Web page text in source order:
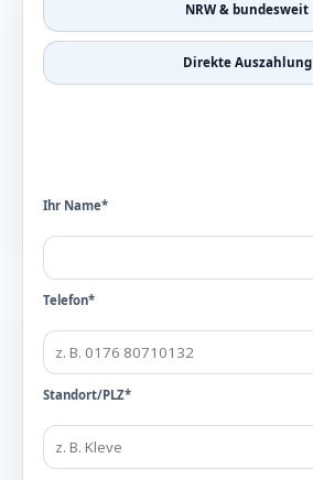
NRW & bundesweit
Direkte Auszahlung
Ihr Name*
Telefon*
Standort/PLZ*